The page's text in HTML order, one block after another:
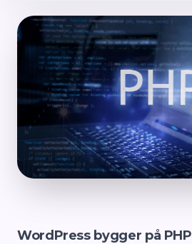
WordPress bygger på PHP